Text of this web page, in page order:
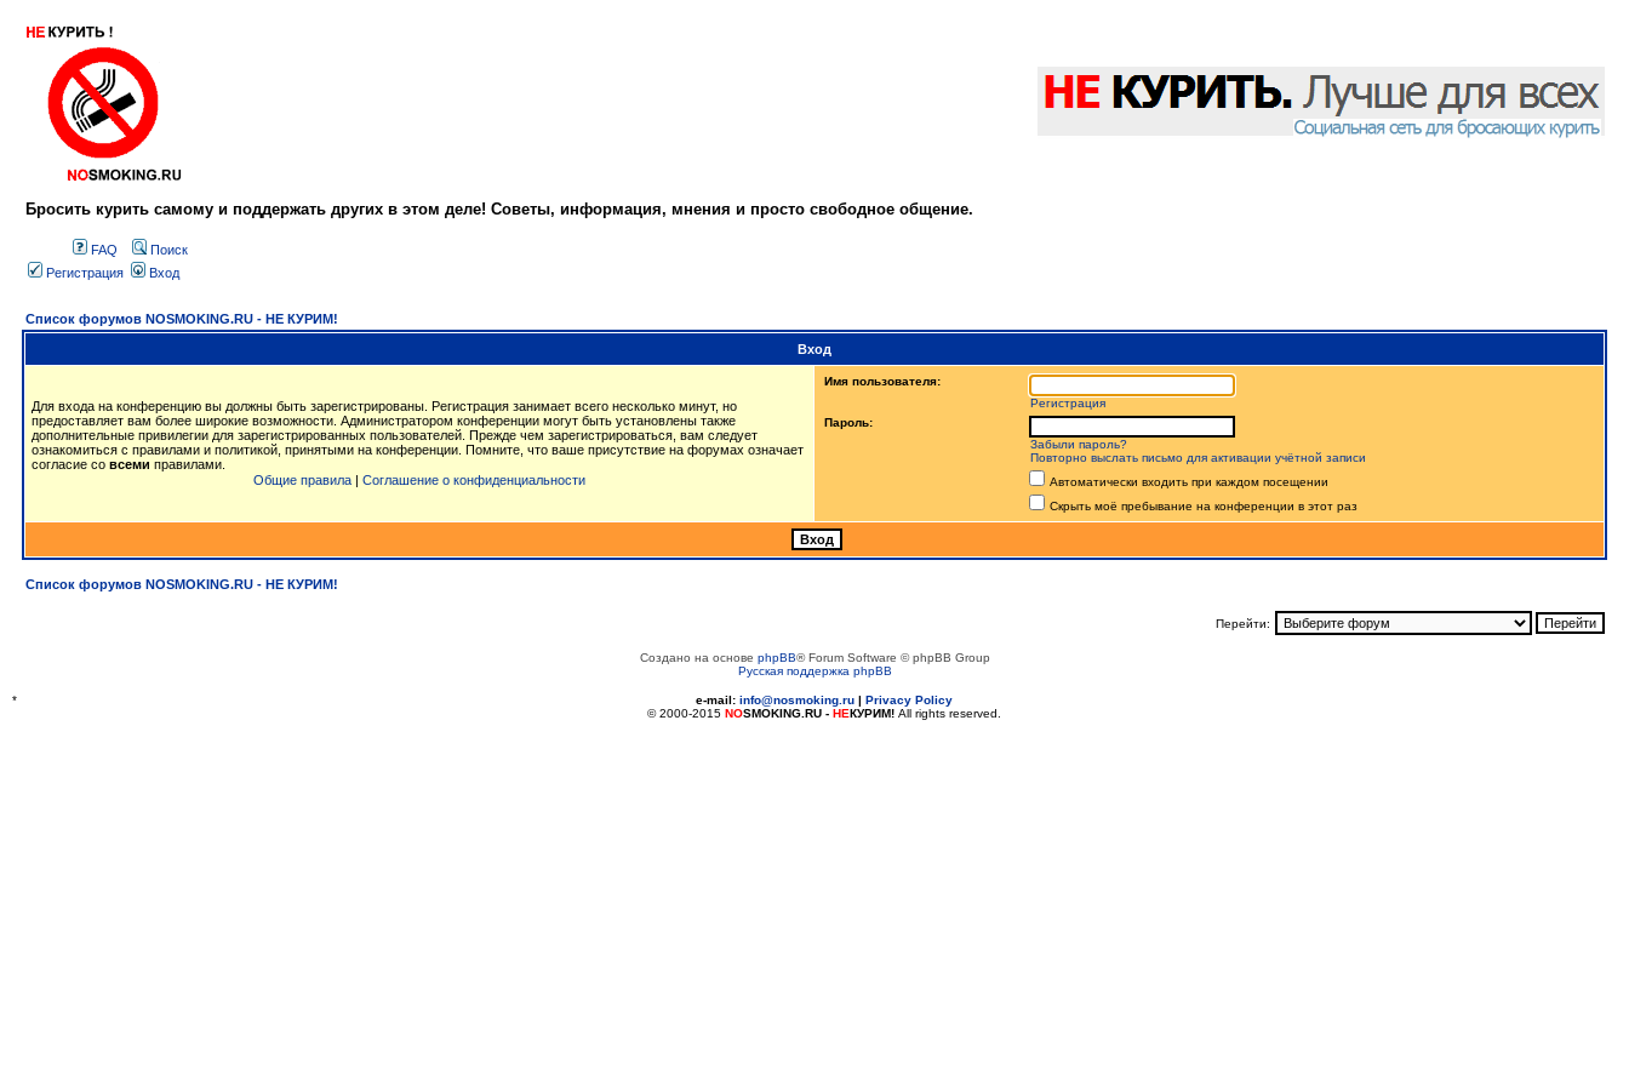
Бросить курить самому и поддержать других в этом деле! Советы, информация, мнения и просто свободное общение.
FAQ
Поиск
Регистрация
Вход
Список форумов NOSMOKING.RU - НЕ КУРИМ!
Вход
Для входа на конференцию вы должны быть зарегистрированы. Регистрация занимает всего несколько минут, но
предоставляет вам более широкие возможности. Администратором конференции могут быть установлены также
дополнительные привилегии для зарегистрированных пользователей. Прежде чем зарегистрироваться, вам следует
ознакомиться с правилами и политикой, принятыми на конференции. Помните, что ваше присутствие на форумах означает
согласие со всеми правилами.
Общие правила | Соглашение о конфиденциальности
Имя пользователя:
Регистрация
Пароль:
Забыли пароль?
Повторно выслать письмо для активации учётной записи
Автоматически входить при каждом посещении
Скрыть моё пребывание на конференции в этот раз
Список форумов NOSMOKING.RU - НЕ КУРИМ!
Перейти:
Создано на основе phpBB® Forum Software © phpBB Group
Русская поддержка phpBB
* e-mail: info@nosmoking.ru | Privacy Policy
© 2000-2015 NOSMOKING.RU - НЕКУРИМ! All rights reserved.